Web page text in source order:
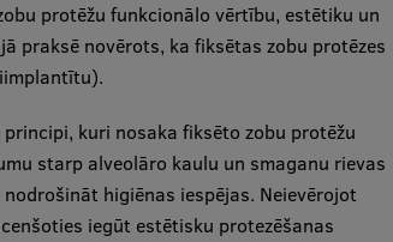
protēžu funkcionālo vērtību, estētiku un
praksē novērots, ka fiksētas zobu protēzes
kuri nosaka fiksēto zobu protēžu
starp alveolāro kaulu un smaganu rievas
higiēnas iespējas. Neievērojot
iegūt estētisku protezēšanas